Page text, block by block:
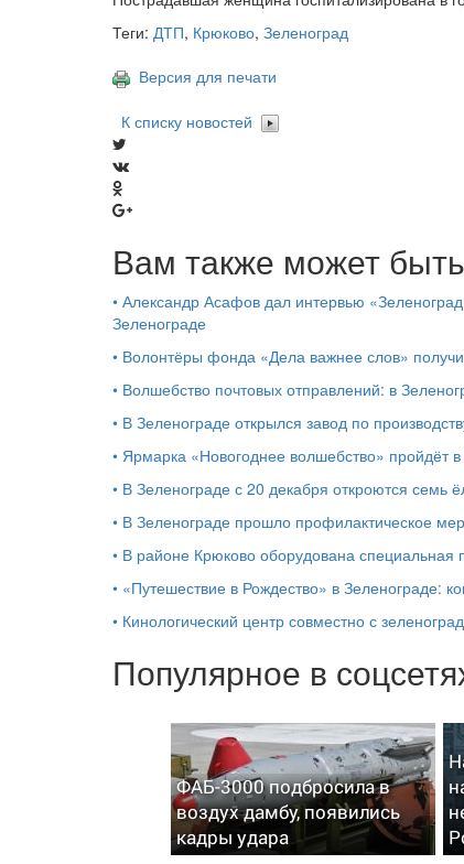
Теги: ДТП, Крюково, Зеленоград
Версия для печати
К списку новостей
Вам также может
• Александр Асафов дал интервью
Зеленограде
• Волонтёры фонда «Дела важнее слов»
• Волшебство почтовых отправлений: в
• В Зеленограде открылся завод по
• Ярмарка «Новогоднее волшебство» пройдёт
• В Зеленограде с 20 декабря откроются семь
• В Зеленограде прошло профилактическое
• В районе Крюково оборудована специальная
• «Путешествие в Рождество» в Зеленограде:
• Кинологический центр совместно с
Популярное в
ФАБ-3000 подбросила в
воздух дамбу, появились
кадры удара